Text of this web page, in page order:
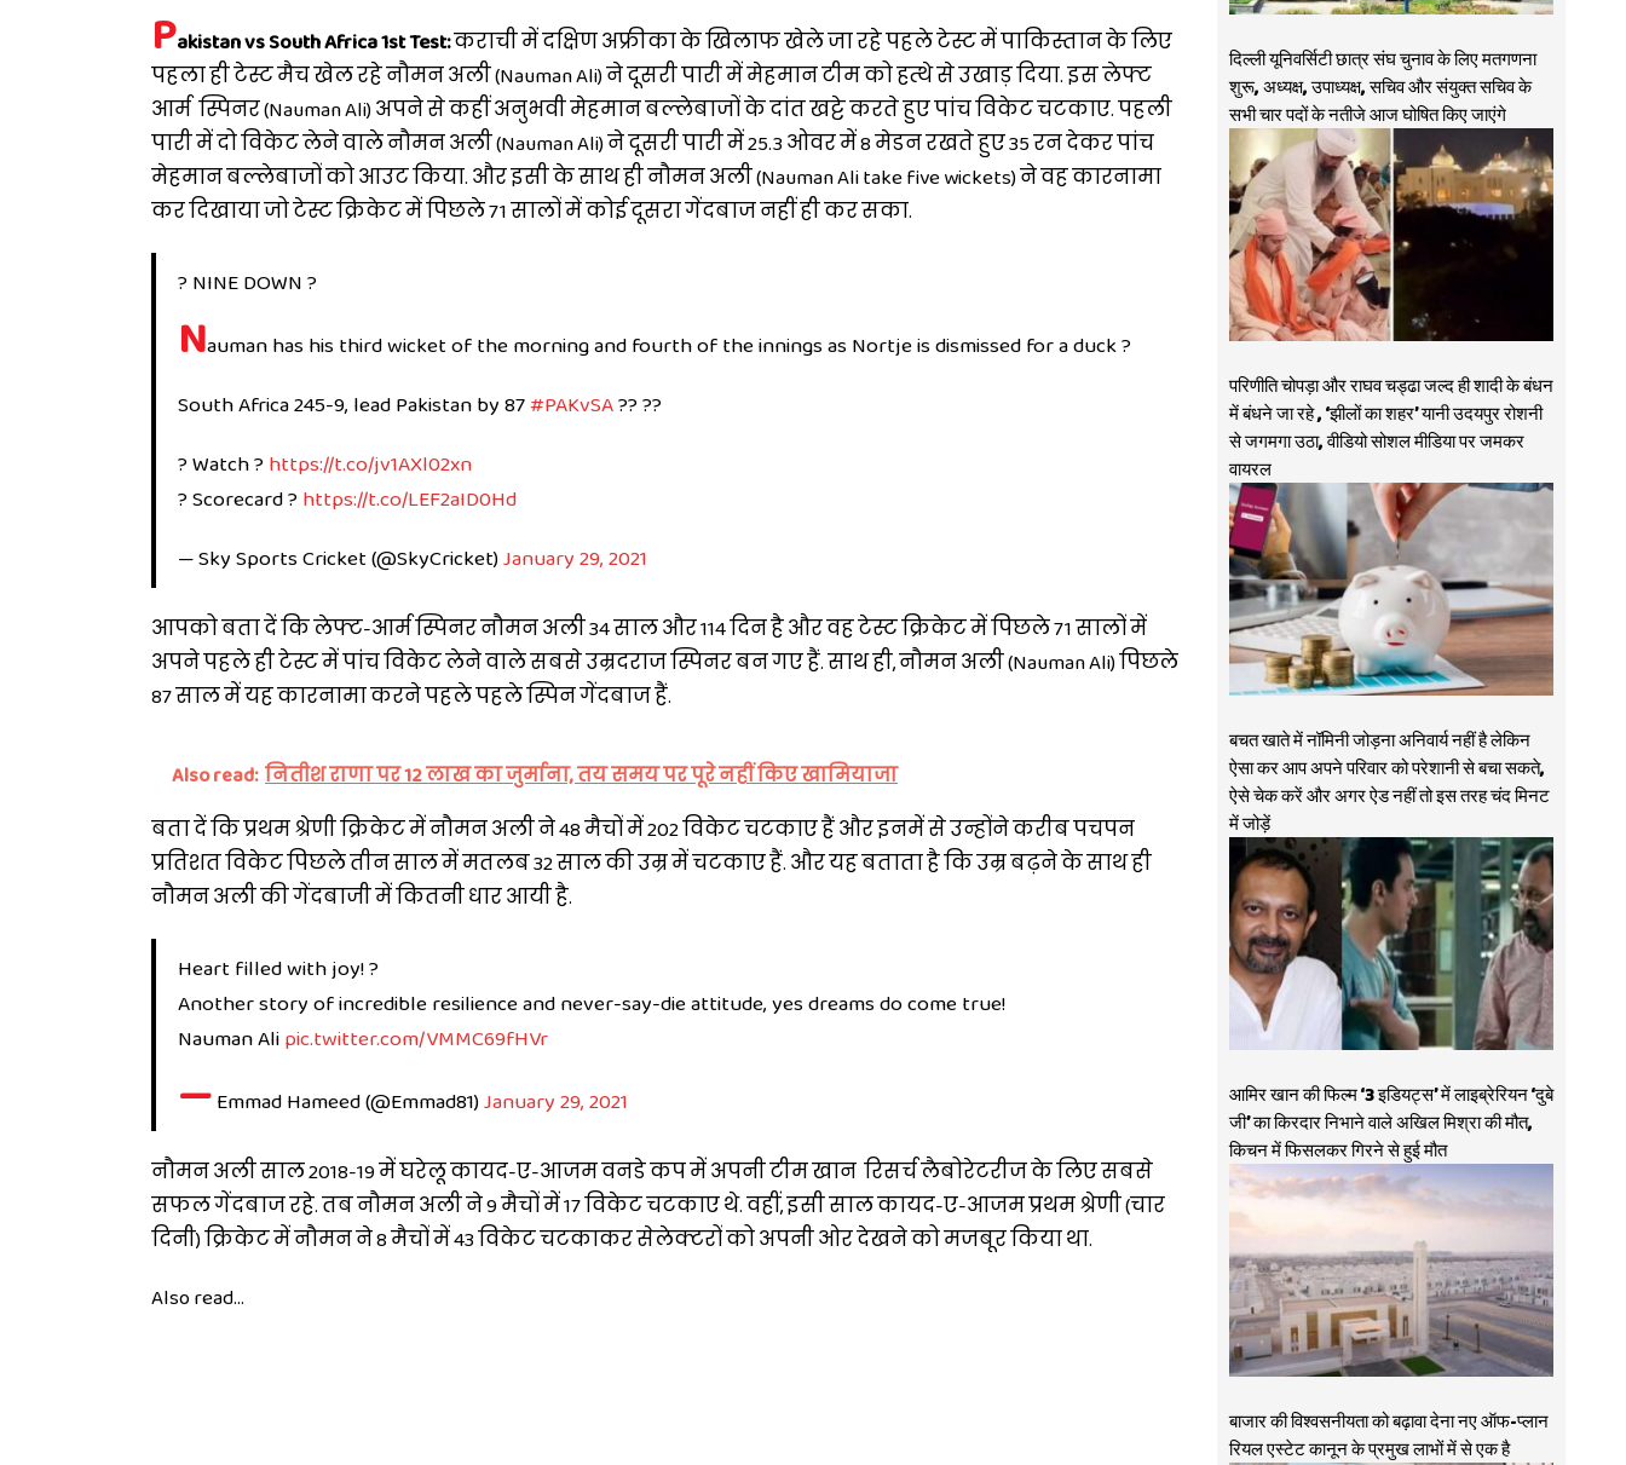
Pakistan vs South Africa 1st Test:कराची में दक्षिण अफ्रीका के खिलाफ खेले जा रहे पहले टेस्ट में पाकिस्तान के लिए
पहला ही टेस्ट मैच खेल रहे नौमन अली (Nauman Ali) ने दूसरी पारी में मेहमान टीम को हत्थे से उखाड़ दिया. इस लेफ्ट
आर्म स्पिनर (Nauman Ali) अपने से कहीं अनुभवी मेहमान बल्लेबाजों के दांत खट्टे करते हुए पांच विकेट चटकाए. पहली
पारी में दो विकेट लेने वाले नौमन अली (Nauman Ali) ने दूसरी पारी में 25.3 ओवर में 8 मेडन रखते हुए 35 रन देकर पांच
मेहमान बल्लेबाजों को आउट किया. और इसी के साथ ही नौमन अली (Nauman Ali take five wickets) ने वह कारनामा
कर दिखाया जो टेस्ट क्रिकेट में पिछले 71 सालों में कोई दूसरा गेंदबाज नहीं ही कर सका.
? NINE DOWN ?
Nauman has his third wicket of the morning and fourth of the innings as Nortje is dismissed for a duck ?
South Africa 245-9, lead Pakistan by 87#PAKvSA?? ??
? Watch ? https://t.co/jv1AXl02xn
? Scorecard ? https://t.co/LEF2aID0Hd
— Sky Sports Cricket (@SkyCricket)January 29, 2021
आपको बता दें कि लेफ्ट-आर्म स्पिनर नौमन अली 34 साल और 114 दिन है और वह टेस्ट क्रिकेट में पिछले 71 सालों में
अपने पहले ही टेस्ट में पांच विकेट लेने वाले सबसे उम्रदराज स्पिनर बन गए हैं. साथ ही, नौमन अली (Nauman Ali) पिछले
87 साल में यह कारनामा करने पहले पहले स्पिन गेंदबाज हैं.
Also read: नितीश राणा पर 12 लाख का जुर्माना, तय समय पर पूरे नहीं किए खामियाजा
बता दें कि प्रथम श्रेणी क्रिकेट में नौमन अली ने 48 मैचों में 202 विकेट चटकाए हैं और इनमें से उन्होंने करीब पचपन
प्रतिशत विकेट पिछले तीन साल में मतलब 32 साल की उम्र में चटकाए हैं. और यह बताता है कि उम्र बढ़ने के साथ ही
नौमन अली की गेंदबाजी में कितनी धार आयी है.
Heart filled with joy! ?
Another story of incredible resilience and never-say-die attitude, yes dreams do come true!
Nauman Alipic.twitter.com/VMMC69fHVr
—Emmad Hameed (@Emmad81)January 29, 2021
नौमन अली साल 2018-19 में घरेलू कायद-ए-आजम वनडे कप में अपनी टीम खान रिसर्च लैबोरेटरीज के लिए सबसे
सफल गेंदबाज रहे. तब नौमन अली ने 9 मैचों में 17 विकेट चटकाए थे. वहीं, इसी साल कायद-ए-आजम प्रथम श्रेणी (चार
दिनी) क्रिकेट में नौमन ने 8 मैचों में 43 विकेट चटकाकर सेलेक्टरों को अपनी ओर देखने को मजबूर किया था.
Also read...
दिल्ली यूनिवर्सिटी छात्र संघ चुनाव के लिए मतगणना
शुरू, अध्यक्ष, उपाध्यक्ष, सचिव और संयुक्त सचिव के
सभी चार पदों के नतीजे आज घोषित किए जाएंगे
परिणीति चोपड़ा और राघव चड्ढा जल्द ही शादी के बंधन
में बंधने जा रहे , ‘झीलों का शहर’ यानी उदयपुर रोशनी
से जगमगा उठा, वीडियो सोशल मीडिया पर जमकर
वायरल
बचत खाते में नॉमिनी जोड़ना अनिवार्य नहीं है लेकिन
ऐसा कर आप अपने परिवार को परेशानी से बचा सकते,
ऐसे चेक करें और अगर ऐड नहीं तो इस तरह चंद मिनट
में जोड़ें
आमिर खान की फिल्म ‘3 इडियट्स’ में लाइब्रेरियन ‘दुबे
जी’ का किरदार निभाने वाले अखिल मिश्रा की मौत,
किचन में फिसलकर गिरने से हुई मौत
बाजार की विश्वसनीयता को बढ़ावा देना नए ऑफ-प्लान
रियल एस्टेट कानून के प्रमुख लाभों में से एक है